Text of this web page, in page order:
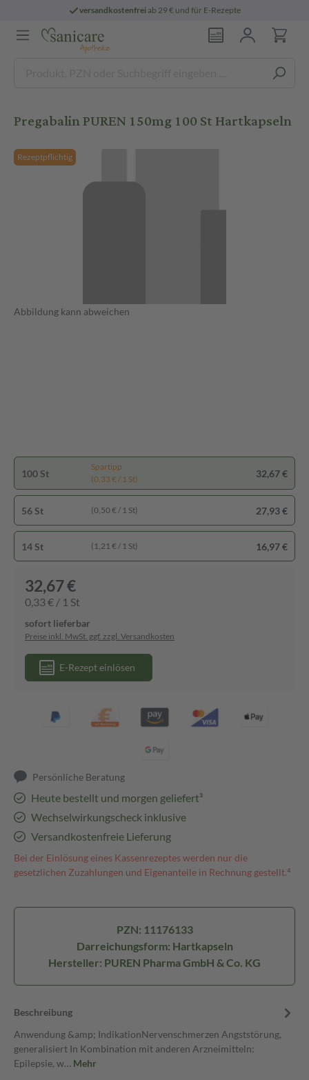
versandkostenfreiab 29 € und für E-Rezepte
Pregabalin PUREN 150mg 100 St Hartkapseln
Rezeptpflichtig
Abbildung kann abweichen
100 St
Spartipp
(0,33 € / 1 St)
32,67 €
56 St (0,50 € / 1 St) 27,93 €
14 St (1,21 € / 1 St) 16,97 €
32,67 €
0,33 € / 1 St
sofort lieferbar
Preise inkl. MwSt. ggf. zzgl. Versandkosten
E-Rezept einlösen
Persönliche Beratung
Heute bestellt und morgen geliefert³
Wechselwirkungscheck inklusive
Versandkostenfreie Lieferung
Bei der Einlösung eines Kassenrezeptes werden nur die
gesetzlichen Zuzahlungen und Eigenanteile in Rechnung gestellt.⁴
PZN: 11176133
Darreichungsform: Hartkapseln
Hersteller: PUREN Pharma GmbH & Co. KG
Beschreibung
Anwendung &amp; IndikationNervenschmerzen Angststörung,
generalisiert In Kombination mit anderen Arzneimitteln:
Epilepsie, w… Mehr